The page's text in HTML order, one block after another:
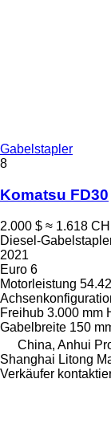
Gabelstapler
8
Komatsu FD30
2.000 $ ≈ 1.618
Diesel-
2021
Euro 6
Motorleistung
Freihub 3.000 mm
Gabelbreite 150
China, Anhui
Shanghai Litong
Verkäufer